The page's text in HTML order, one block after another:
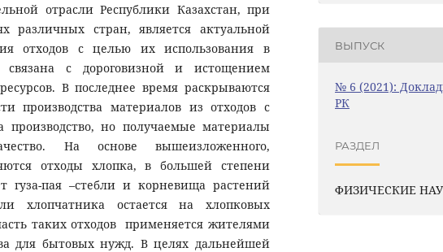
отрасли Республики Казахстан, при
различных стран, является актуальной
отходов с целью их использования в
связана с дороговизной и истощением
В последнее время раскрываются
производства материалов из отходов с
но получаемые материалы
На основе вышеизложенного,
отходы хлопка, в большей степени
гуза-пая –стебли и корневища растений
хлопчатника остается на хлопковых
таких отходов применяется жителями
для бытовых нужд. В целях дальнейшей
ВЫПУСК
№ 6 (2021):
РК
РАЗДЕЛ
ФИЗИЧЕСКИЕ